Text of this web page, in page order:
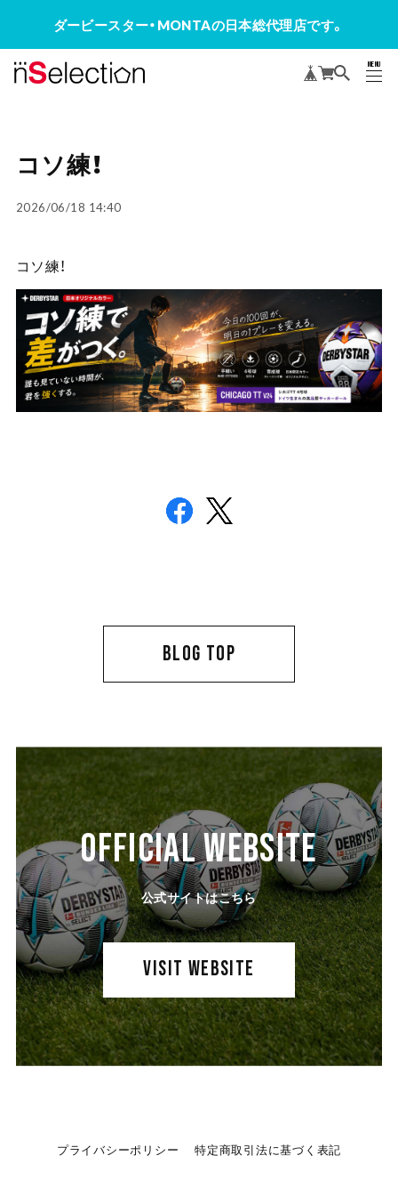
ダービースター・MONTAの日本総代理店です。
MENU
CLOSE
コソ練！
2026/06/18 14:40
コソ練！
BLOG TOP
OFFICIAL WEBSITE
公式サイトはこちら
VISIT WEBSITE
プライバシーポリシー 特定商取引法に基づく表記